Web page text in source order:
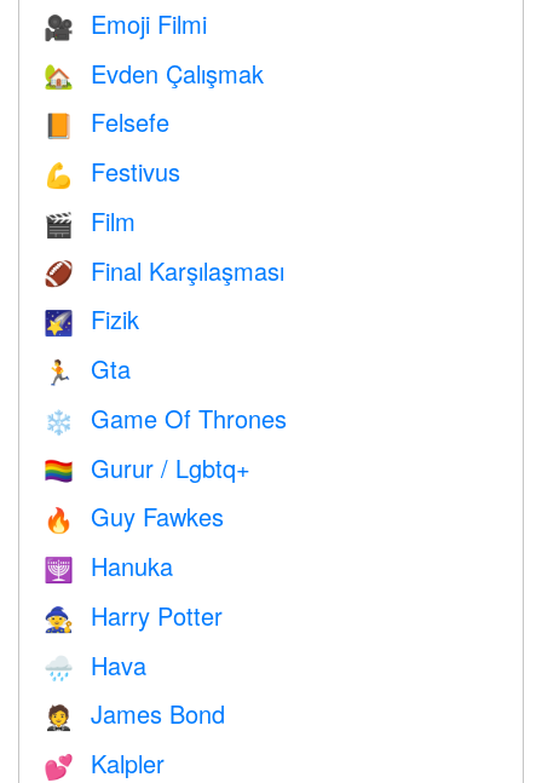
🎥 Emoji Filmi
🏡 Evden Çalışmak
📙 Felsefe
💪 Festivus
🎬 Film
🏈 Final Karşılaşması
🌠 Fizik
🏃 Gta
❄️ Game Of Thrones
🏳️‍🌈 Gurur / Lgbtq+
🔥 Guy Fawkes
🕎 Hanuka
🧙 Harry Potter
🌧 Hava
🤵 James Bond
💕 Kalpler